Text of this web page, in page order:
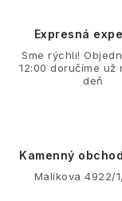
Expresná
Sme rýchli!
12:00 doručíme už
deň
Kamenný
Malíkova 4922/